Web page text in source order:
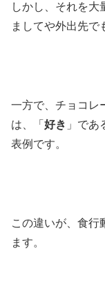
しかし、それを大
ましてや外出先で
一方で、チョコレ
は、「 好き 」であ
表例です。
この違いが、食行
ます。